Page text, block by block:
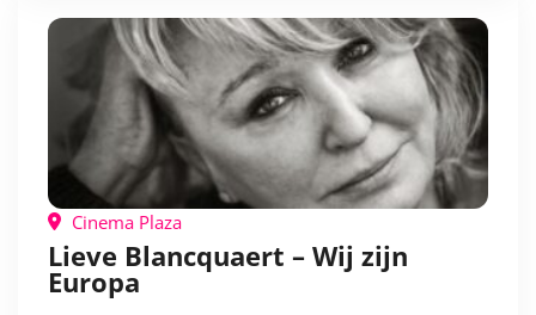
Cinema Plaza
Lieve Blancquaert – Wij zijn
Europa